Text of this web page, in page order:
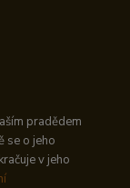
pradědem
se o jeho
v jeho